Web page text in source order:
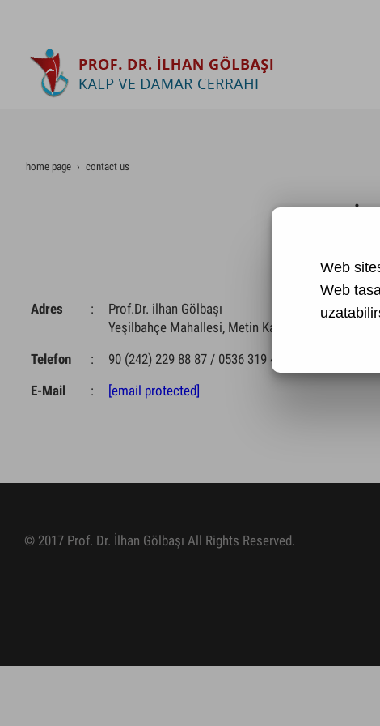
home page contact us
Adres :
Prof.Dr. ilhan Gölbaşı
Yeşilbahçe Mahallesi, Metin Kasapoğlu caddesi,
Telefon
:
90 (242) 229 88 87 / 0536 319 47 66
E-Mail
: [email protected]
Web
Web
© 2017 Prof. Dr. İlhan Gölbaşı All Rights Reserved.